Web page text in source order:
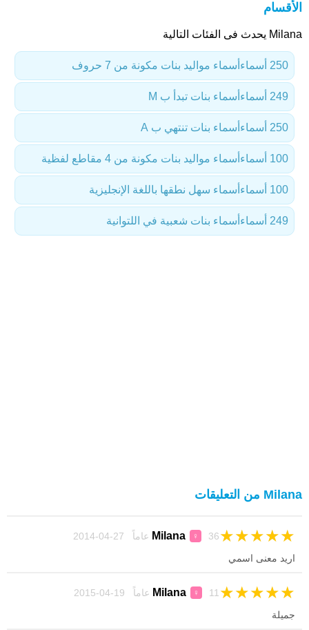
الأقسام
Milana يحدث فى الفئات التالية
أسماء مواليد بنات مكونة من 7 حروف 250 أسماء
أسماء بنات تبدأ ب M 249 أسماء
أسماء بنات تنتهي ب A 250 أسماء
أسماء مواليد بنات مكونة من 4 مقاطع لفظية 100 أسماء
أسماء سهل نطقها باللغة الإنجليزية 100 أسماء
أسماء بنات شعبية في اللتوانية 249 أسماء
Milana من التعليقات
Milana ♀ 36 عاماً 27-04-2014 ★
★
★
★
★
اريد معنى اسمي
Milana ♀ 11 عاماً 19-04-2015 ★
★
★
★
★
جميلة